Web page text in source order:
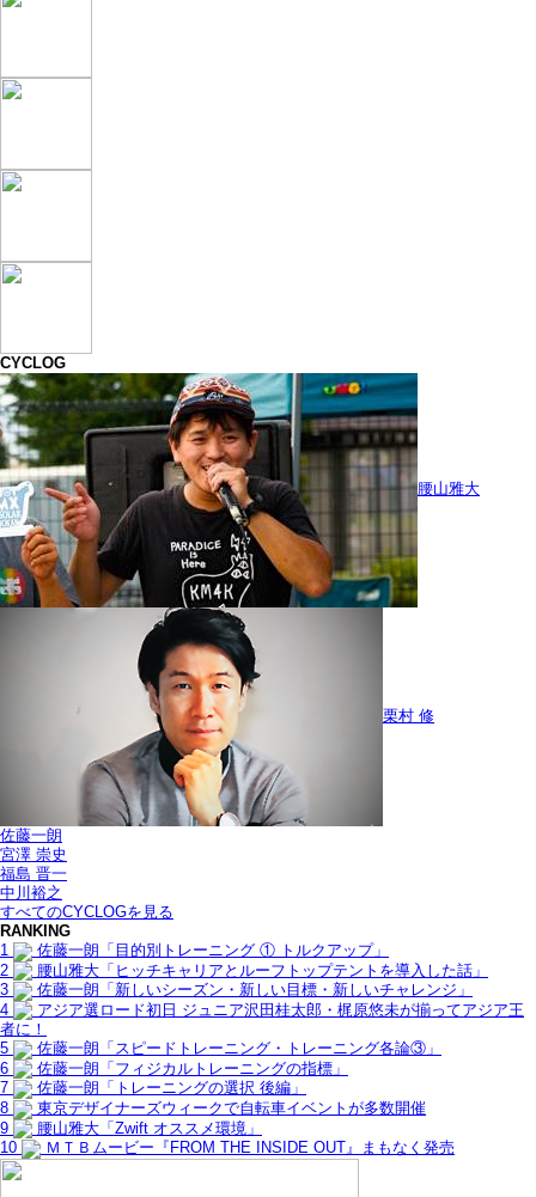
CYCLOG
腰山雅大
栗村 修
佐藤一朗
宮澤 崇史
福島 晋一
中川裕之
すべてのCYCLOGを見る
RANKING
1
佐藤一朗「目的別トレーニング ① トルクアップ」
2
腰山雅大「ヒッチキャリアとルーフトップテントを導入した話」
3
佐藤一朗「新しいシーズン・新しい目標・新しいチャレンジ」
4
アジア選ロード初日 ジュニア沢田桂太郎・梶原悠未が揃ってアジア王
者に！
5
佐藤一朗「スピードトレーニング・トレーニング各論③」
6
佐藤一朗「フィジカルトレーニングの指標」
7
佐藤一朗「トレーニングの選択 後編」
8
東京デザイナーズウィークで自転車イベントが多数開催
9
腰山雅大「Zwift オススメ環境」
10
ＭＴＢムービー『FROM THE INSIDE OUT』まもなく発売